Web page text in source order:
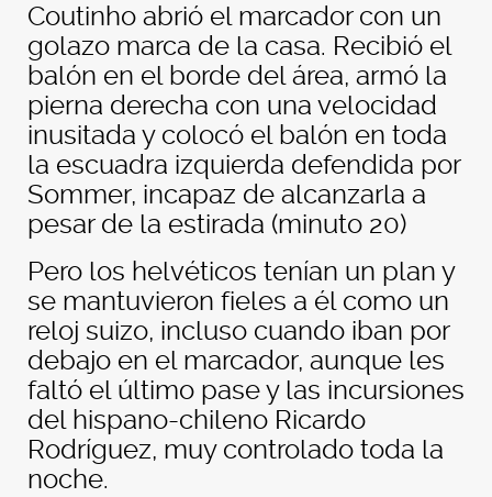
Coutinho abrió el marcador con un
golazo marca de la casa. Recibió el
balón en el borde del área, armó la
pierna derecha con una velocidad
inusitada y colocó el balón en toda
la escuadra izquierda defendida por
Sommer, incapaz de alcanzarla a
pesar de la estirada (minuto 20)
Pero los helvéticos tenían un plan y
se mantuvieron fieles a él como un
reloj suizo, incluso cuando iban por
debajo en el marcador, aunque les
faltó el último pase y las incursiones
del hispano-chileno Ricardo
Rodríguez, muy controlado toda la
noche.